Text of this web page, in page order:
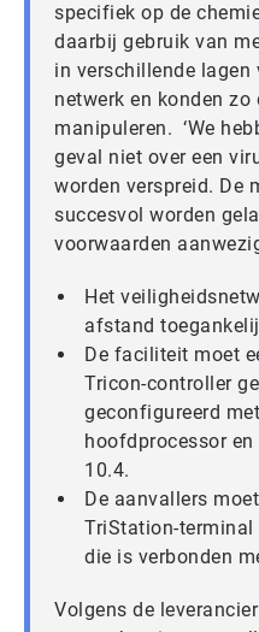
specifiek op de
daarbij gebruik van
in verschillende lagen
netwerk en konden
manipuleren. ‘We
geval niet over een
worden verspreid. De
succesvol worden
voorwaarden
Het
afstand
De faciliteit moet
Tricon-controller
geconfigureerd
hoofdprocessor
10.4.
De aanvallers
TriStation-terminal
die is verbonden
Volgens de